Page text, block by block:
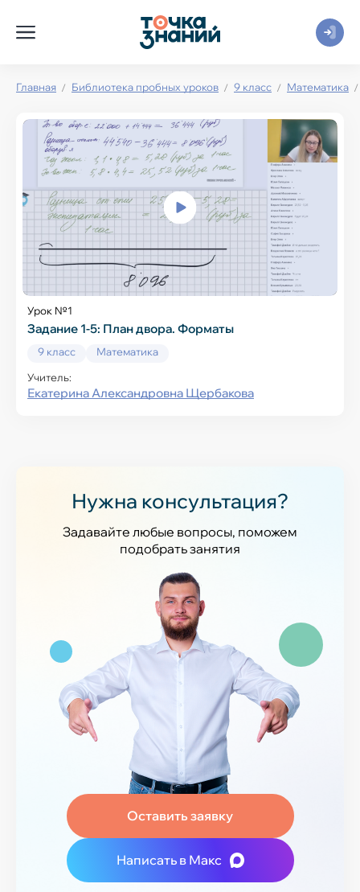
Главная Библиотека пробных уроков 9 класс Математика
Урок №1
Задание 1-5: План двора. Форматы
9 класс
Математика
Учитель:
Екатерина Александровна Щербакова
Нужна консультация?
Задавайте любые вопросы, поможем
подобрать занятия
Оставить заявку
Написать в Макс